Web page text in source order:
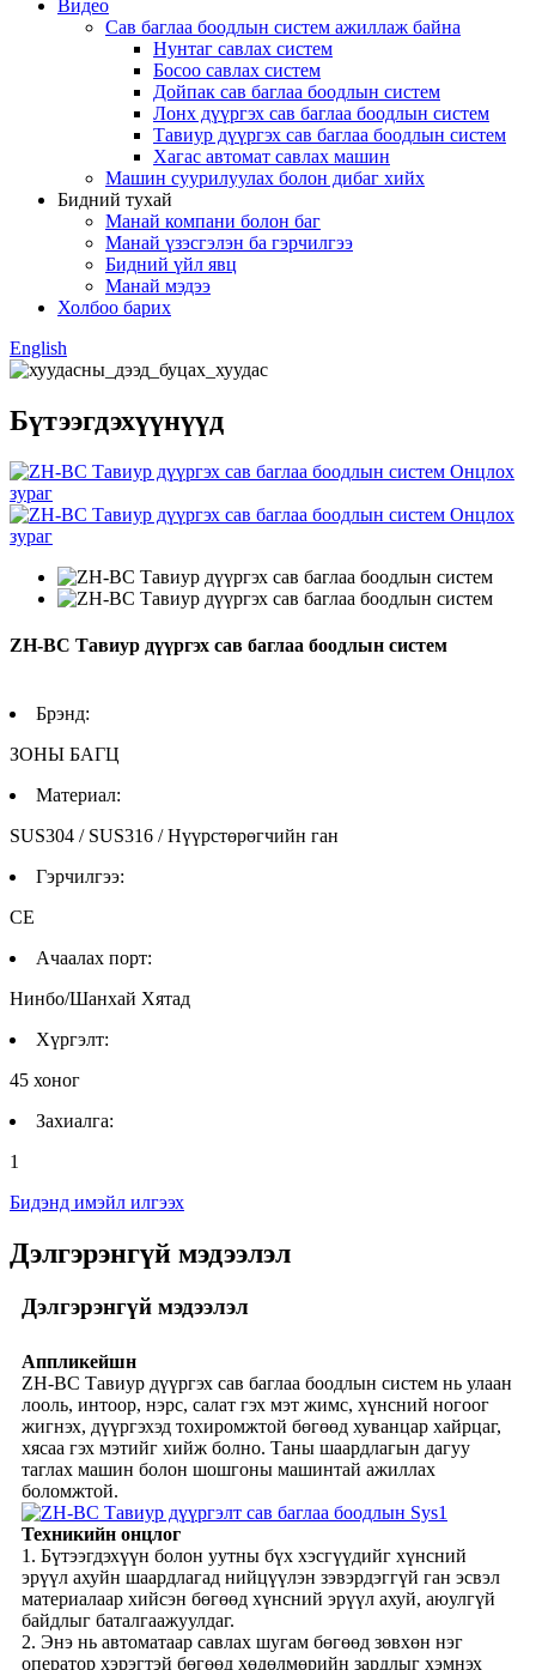
Видео
Сав баглаа боодлын систем ажиллаж байна
Нунтаг савлах систем
Босоо савлах систем
Дойпак сав баглаа боодлын систем
Лонх дүүргэх сав баглаа боодлын систем
Тавиур дүүргэх сав баглаа боодлын систем
Хагас автомат савлах машин
Машин суурилуулах болон дибаг хийх
Бидний тухай
Манай компани болон баг
Манай үзэсгэлэн ба гэрчилгээ
Бидний үйл явц
Манай мэдээ
Холбоо барих
English
Бүтээгдэхүүнүүд
ZH-BC Тавиур дүүргэх сав баглаа боодлын систем
Брэнд:
ЗОНЫ БАГЦ
Материал:
SUS304 / SUS316 / Нүүрстөрөгчийн ган
Гэрчилгээ:
CE
Ачаалах порт:
Нинбо/Шанхай Хятад
Хүргэлт:
45 хоног
Захиалга:
1
Бидэнд имэйл илгээх
Дэлгэрэнгүй мэдээлэл
Дэлгэрэнгүй мэдээлэл
Аппликейшн
ZH-BC Тавиур дүүргэх сав баглаа боодлын систем нь улаан
лооль, интоор, нэрс, салат гэх мэт жимс, хүнсний ногоог
жигнэх, дүүргэхэд тохиромжтой бөгөөд хуванцар хайрцаг,
хясаа гэх мэтийг хийж болно. Таны шаардлагын дагуу
таглах машин болон шошгоны машинтай ажиллах
боломжтой.
Техникийн онцлог
1. Бүтээгдэхүүн болон уутны бүх хэсгүүдийг хүнсний
эрүүл ахуйн шаардлагад нийцүүлэн зэвэрдэггүй ган эсвэл
материалаар хийсэн бөгөөд хүнсний эрүүл ахуй, аюулгүй
байдлыг баталгаажуулдаг.
2. Энэ нь автоматаар савлах шугам бөгөөд зөвхөн нэг
оператор хэрэгтэй бөгөөд хөдөлмөрийн зардлыг хэмнэх